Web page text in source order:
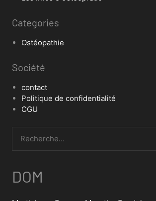
Categories
Ostéopathie
Société
contact
Politique de confidentialité
CGU
DOM